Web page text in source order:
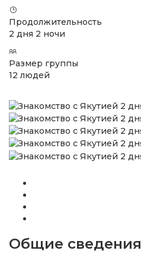
Продолжительность
2 дня 2 ночи
Размер группы
12 людей
Общие сведения